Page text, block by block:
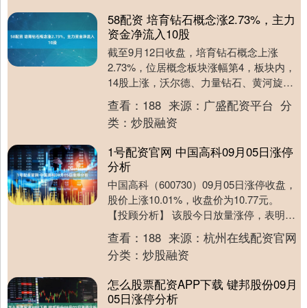
58配资 培育钻石概念涨2.73%，主力
资金净流入10股
截至9月12日收盘，培育钻石概念上涨
2.73%，位居概念板块涨幅第4，板块内，
14股上涨，沃尔德、力量钻石、黄河旋风
等涨幅居前，分别上涨15.36%、8.20%....
查看： 188 来源： 广盛配资平台 分
类： 炒股融资
1号配资官网 中国高科09月05日涨停
分析
中国高科（600730）09月05日涨停收盘，
股价上涨10.01%，收盘价为10.77元。
【投顾分析】 该股今日放量涨停，表明场
外资金吸筹积极性高，做多动能强....
查看： 188 来源： 杭州在线配资官网
分类： 炒股融资
怎么股票配资APP下载 键邦股份09月
05日涨停分析